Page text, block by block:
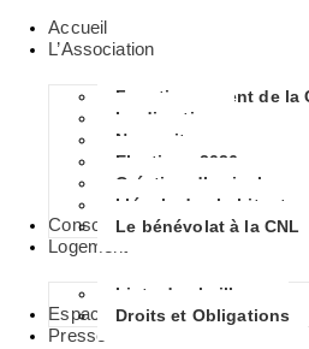
Accueil
L’Association
Fonctionnement de la
La direction
Nous situer
Elections 2026
Création d’amicales
L’école des habitants
Le bénévolat à la CNL
Consommation
Logement
Liste des bailleurs
Droits et Obligations
Espace Habitants
Presse